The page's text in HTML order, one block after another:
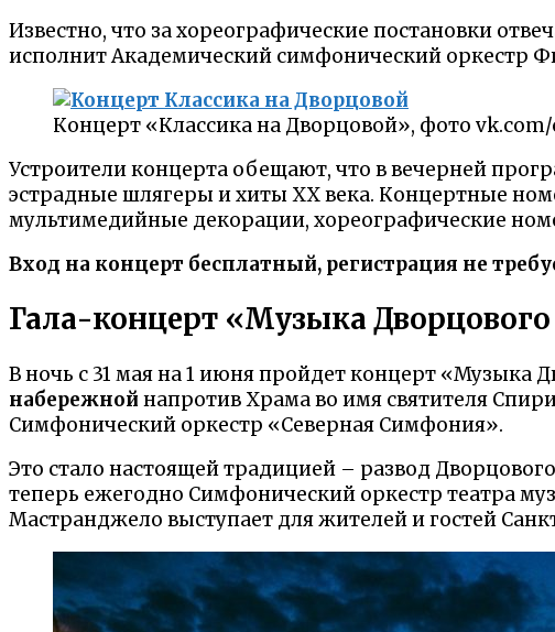
Известно, что за хореографические постановки
исполнит Академический симфонический оркестр
Концерт «Классика на Дворцовой», фото
Устроители концерта обещают, что в вечерней
эстрадные шлягеры и хиты XX века. Концертные
мультимедийные декорации, хореографические
Вход на концерт бесплатный, регистрация не
Гала-концерт «Музыка Дворцового
В ночь с 31 мая на 1 июня пройдет концерт «Музыка
набережной напротив Храма во имя святителя
Симфонический оркестр «Северная Симфония».
Это стало настоящей традицией – развод
теперь ежегодно Симфонический оркестр театра
Мастранджело выступает для жителей и гостей